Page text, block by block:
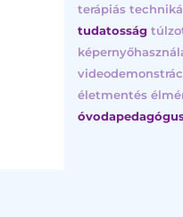
terápiás
tudatosság
életmentés